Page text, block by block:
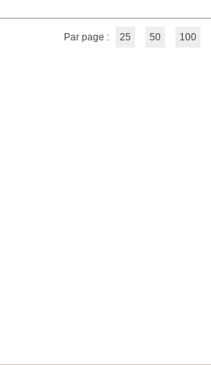
Par page : 25 50 100